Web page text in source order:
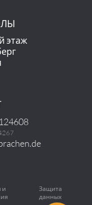
этаж
и
Защита
данных